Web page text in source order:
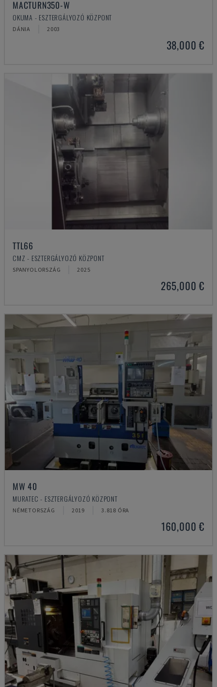
MACTURN350-W
OKUMA - ESZTERGÁLYOZÓ KÖZPONT
DÁNIA 2003
38,000 €
TTL66
CMZ - ESZTERGÁLYOZÓ KÖZPONT
SPANYOLORSZÁG 2025
265,000 €
MW 40
MURATEC - ESZTERGÁLYOZÓ KÖZPONT
NÉMETORSZÁG 2019 3.818 ÓRA
160,000 €